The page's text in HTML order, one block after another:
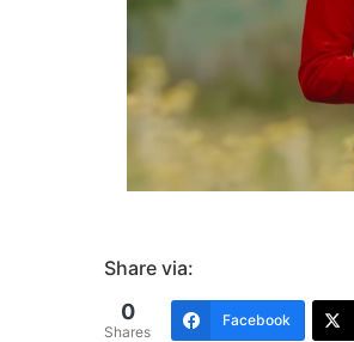
Share via:
0
Shares
Facebook